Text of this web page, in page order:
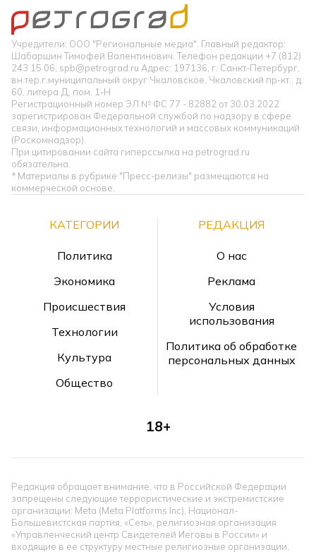
Учредители: ООО "Региональные медиа". Главный редактор:
Шабаршин Тимофей Валентинович. Телефон редакции +7 (812)
243 15 06, spb@petrograd.ru Адрес: 197136, г. Санкт-Петербург,
вн.тер.г.муниципальный округ Чкаловское, Чкаловский пр-кт., д.
60, литера Д, пом. 1-Н
Регистрационный номер ЭЛ № ФС 77 - 82882 от 30.03.2022
зарегистрирован Федеральной службой по надзору в сфере
связи, информационных технологий и массовых коммуникаций
(Роскомнадзор).
При цитировании сайта гиперссылка на petrograd.ru
обязательна.
* Материалы в рубрике "Пресс-релизы" размещаются на
коммерческой основе.
КАТЕГОРИИ
Политика
Экономика
Происшествия
Технологии
Культура
Общество
РЕДАКЦИЯ
О нас
Реклама
Условия
использования
Политика об обработке
персональных данных
18+
Редакция обращает внимание, что в Российской Федерации
запрещены следующие террористические и экстремистские
организации: Meta (Meta Platforms Inc), Национал-
Большевистская партия, «Сеть», религиозная организация
«Управленческий центр Свидетелей Иеговы в России» и
входящие в ее структуру местные религиозные организации,